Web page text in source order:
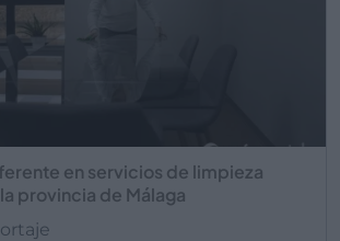
en servicios de limpieza
provincia de Málaga